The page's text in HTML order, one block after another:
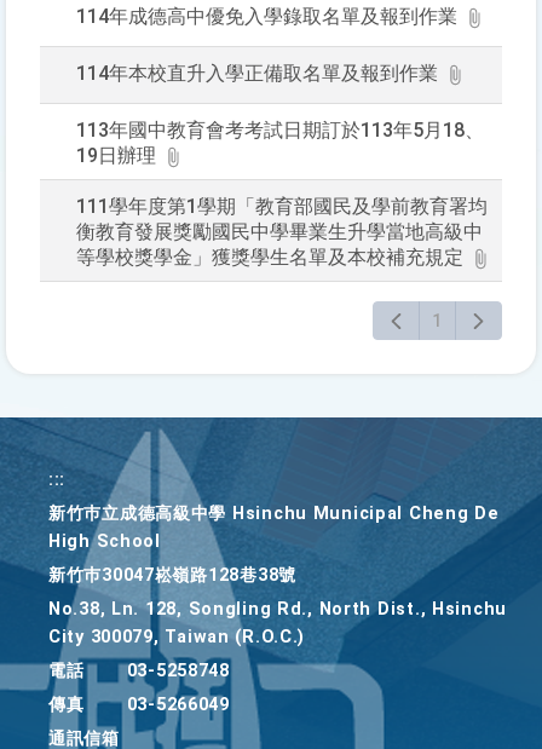
114年成德高中優免入學錄取名單及報到作業
114年本校直升入學正備取名單及報到作業
113年國中教育會考考試日期訂於113年5月18、
19日辦理
111學年度第1學期「教育部國民及學前教育署均
衡教育發展獎勵國民中學畢業生升學當地高級中
等學校獎學金」獲獎學生名單及本校補充規定
1
:::
新竹巿立成德高級中學 Hsinchu Municipal Cheng De
High School
新竹巿30047崧嶺路128巷38號
No.38, Ln. 128, Songling Rd., North Dist., Hsinchu
City 300079, Taiwan (R.O.C.)
電話
03-5258748
傳真
03-5266049
通訊信箱